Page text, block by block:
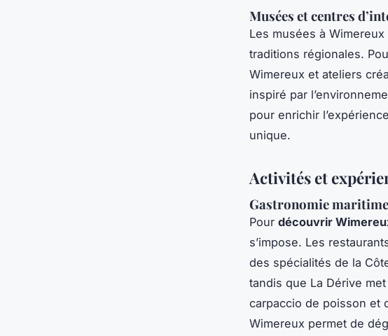
Musées et centres
Les musées à
traditions régionales.
Wimereux et ateliers
inspiré par
pour enrichir
unique.
Activités et
Gastronomie
Pour découvrir
s’impose. Les
des spécialités de la
tandis que La Dérive
carpaccio de poisson et
Wimereux permet de